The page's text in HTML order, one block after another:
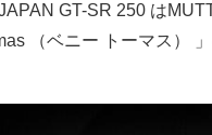
GT-SR 250 は
（ベニー トーマス）